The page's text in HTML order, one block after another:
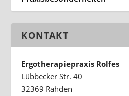
KONTAKT
Ergotherapiepraxis Rolfes
Lübbecker Str. 40
32369 Rahden